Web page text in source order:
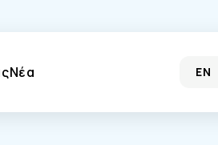
Νέα EN